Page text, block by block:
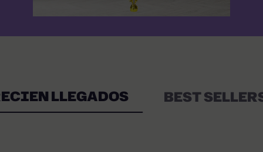
LLEGADOS BEST